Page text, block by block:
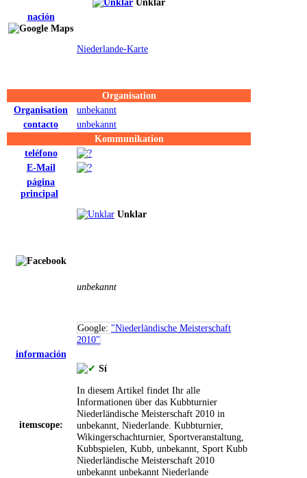
Unklar
nación
Niederlande-Karte
Organisation
Organisation
unbekannt
contacto
unbekannt
Kommunikation
teléfono
E-Mail
página
principal
Unklar
unbekannt
Google: "Niederländische Meisterschaft
2010"
información
itemscope:
Sí
In diesem Artikel findet Ihr alle
Informationen über das Kubbturnier
Niederländische Meisterschaft 2010 in
unbekannt, Niederlande. Kubbturnier,
Wikingerschachturnier, Sportveranstaltung,
Kubbspielen, Kubb, unbekannt, Sport Kubb
Niederländische Meisterschaft 2010
unbekannt unbekannt Niederlande